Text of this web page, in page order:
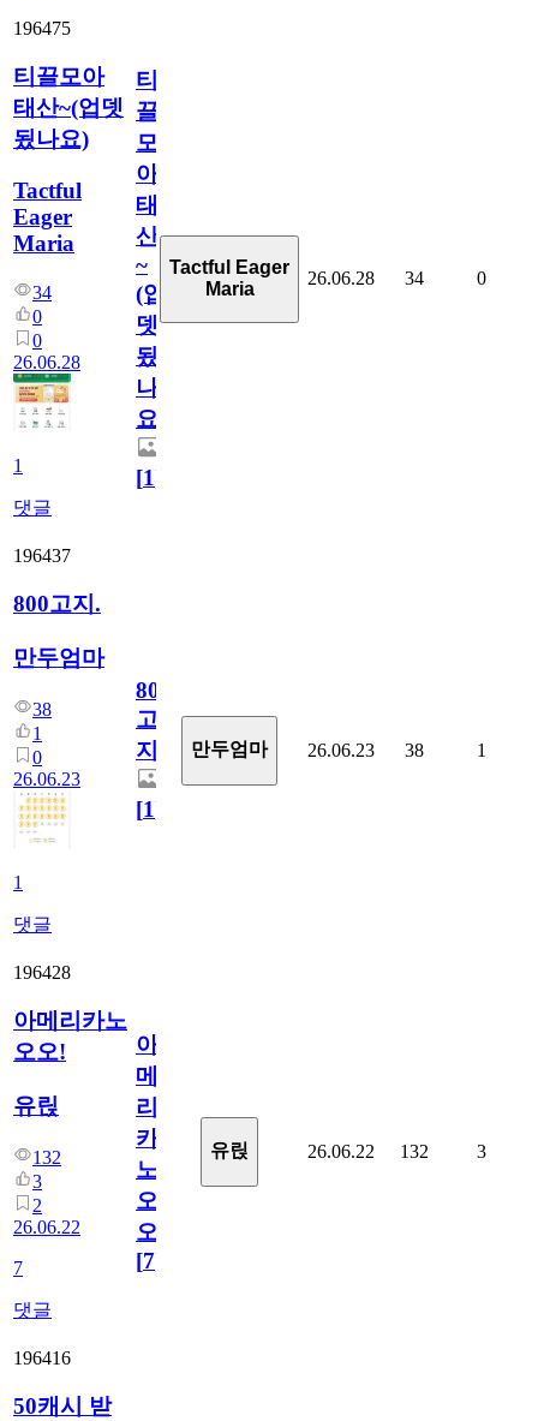
196475
티끌모아
태산~(업뎃
됬나요)
Tactful
Eager
Maria
34
0
0
26.06.28
1
댓글
티
끌
모
아
태
산
~
(업
뎃
됬
나
요)
[1]
Tactful Eager
Maria
26.06.28 34 0
196437
800고지.
만두엄마
38
1
0
26.06.23
1
댓글
800
고
지.
[1]
만두엄마 26.06.23 38 1
196428
아메리카노
오오!
유릱
132
3
2
26.06.22
7
댓글
아
메
리
카
노
오
오!
[7]
유릱 26.06.22 132 3
196416
50캐시 받